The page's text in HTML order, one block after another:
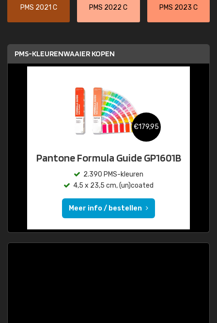
PMS 2021 C PMS 2022 C PMS 2023 C
PMS-KLEURENWAAIER KOPEN
€179,95
Pantone Formula Guide GP1601B
2.390 PMS-kleuren
4,5 x 23,5 cm, (un)coated
Meer info / bestellen